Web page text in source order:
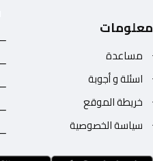
معلومات
مساعدة
اسئلة و أجوبة
خريطة الموقع
سياسة الخصوصية